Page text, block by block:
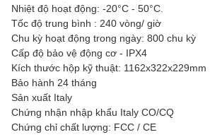
Nhiệt độ hoạt động: -20°C - 50°C.
Tốc độ trung bình : 240 vòng/ giờ
Chu kỳ hoạt động trong ngày: 800 chu kỳ
Cấp độ bảo vệ động cơ - IPX4
Kích thước hộp kỹ thuật: 1162x322x229mm
Bảo hành 24 tháng
Sản xuất Italy
Chứng nhận nhập khẩu Italy CO/CQ
Chứng chỉ chất lượng: FCC / CE